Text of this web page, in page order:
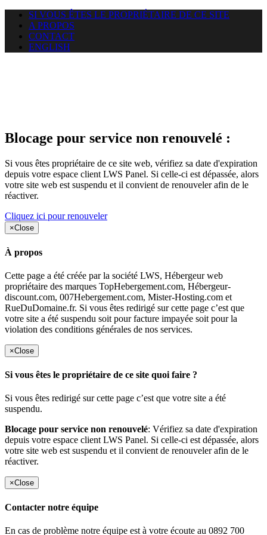
SI VOUS ÊTES LE PROPRIÉTAIRE DE CE SITE
A PROPOS
CONTACT
ENGLISH
Blocage pour service non renouvelé :
Si vous êtes propriétaire de ce site web, vérifiez sa date d'expiration
depuis votre espace client LWS Panel. Si celle-ci est dépassée, alors
votre site web est suspendu et il convient de renouveler afin de le
réactiver.
Cliquez ici pour renouveler
×Close
À propos
Cette page a été créée par la société LWS, Hébergeur web
propriétaire des marques TopHebergement.com, Hébergeur-
discount.com, 007Hebergement.com, Mister-Hosting.com et
RueDuDomaine.fr. Si vous êtes redirigé sur cette page c’est que
votre site a été suspendu soit pour facture impayée soit pour la
violation des conditions générales de nos services.
×Close
Si vous êtes le propriétaire de ce site quoi faire ?
Si vous êtes redirigé sur cette page c’est que votre site a été
suspendu.
Blocage pour service non renouvelé: Vérifiez sa date d'expiration
depuis votre espace client LWS Panel. Si celle-ci est dépassée, alors
votre site web est suspendu et il convient de renouveler afin de le
réactiver.
×Close
Contacter notre équipe
En cas de problème notre équipe est à votre écoute au 0892 700